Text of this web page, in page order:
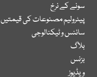
سونے کے نرخ
پیٹرولیم مصنوعات کی قیمتیں
سائنس و ٹیکنالوجی
بلاگ
بزنس
ویڈیوز